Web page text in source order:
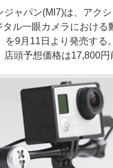
ャパン(MI7)は、アクシ
タル一眼カメラにおける
を9月11日より発売する
頭予想価格は17,800円